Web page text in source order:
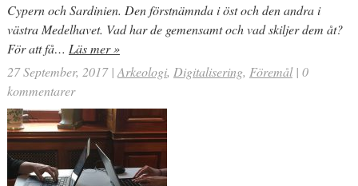
Cypern och Sardinien. Den förstnämnda i öst och den andra i
västra Medelhavet. Vad har de gemensamt och vad skiljer dem åt?
För att få… Läs mer »
27 September, 2017 | Arkeologi, Digitalisering, Föremål | 0
kommentarer